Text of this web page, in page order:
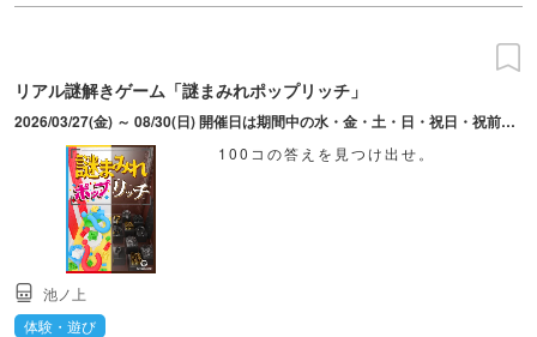
リアル謎解きゲーム「謎まみれポップリッチ」
2026/03/27(金) ～ 08/30(日) 開催日は期間中の水・金・土・日・祝日・祝前日、GW期間・お盆期間は特別営業。8/12・26は開催なし。開催時間は平日13:30/14:30/17:00/18:00/19:00/20:00。土・日・祝日9:50/10:50/11:50/12:50/15:00/16:00/17:00/18:00/19:00/20:00。
100コの答えを見つけ出せ。
池ノ上
体験・遊び